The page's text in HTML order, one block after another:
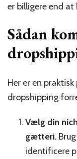
er billigere end
Sådan
Her er en
dropshipping
Vælg din
gætteri.
identificere